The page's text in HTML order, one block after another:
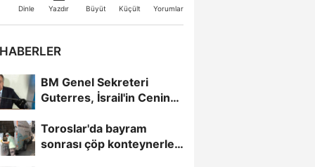
Dinle Yazdır Büyüt Küçült Yorumlar
BM Genel Sekreteri
Guterres, İsrail'in Cenin
Toroslar'da bayram
sonrası çöp konteynerleri